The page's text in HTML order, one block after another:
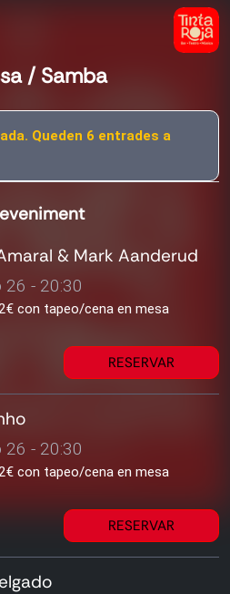
/ Samba
Queden 6 entrades a
& Mark Aanderud
26 - 20:30
con tapeo/cena en mesa
RESERVAR
26 - 20:30
con tapeo/cena en mesa
RESERVAR